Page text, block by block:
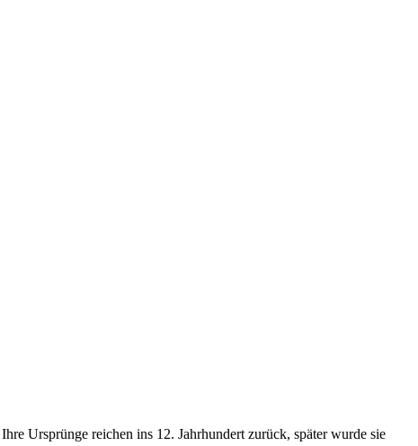
Ursprünge reichen ins 12. Jahrhundert zurück, später wurde sie